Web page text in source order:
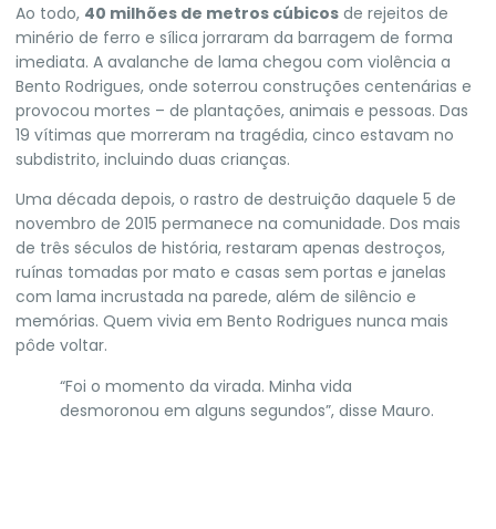
Ao todo, 40 milhões de metros cúbicos de rejeitos de
minério de ferro e sílica jorraram da barragem de forma
imediata. A avalanche de lama chegou com violência a
Bento Rodrigues, onde soterrou construções centenárias e
provocou mortes – de plantações, animais e pessoas. Das
19 vítimas que morreram na tragédia, cinco estavam no
subdistrito, incluindo duas crianças.
Uma década depois, o rastro de destruição daquele 5 de
novembro de 2015 permanece na comunidade. Dos mais
de três séculos de história, restaram apenas destroços,
ruínas tomadas por mato e casas sem portas e janelas
com lama incrustada na parede, além de silêncio e
memórias. Quem vivia em Bento Rodrigues nunca mais
pôde voltar.
“Foi o momento da virada. Minha vida
desmoronou em alguns segundos”, disse Mauro.